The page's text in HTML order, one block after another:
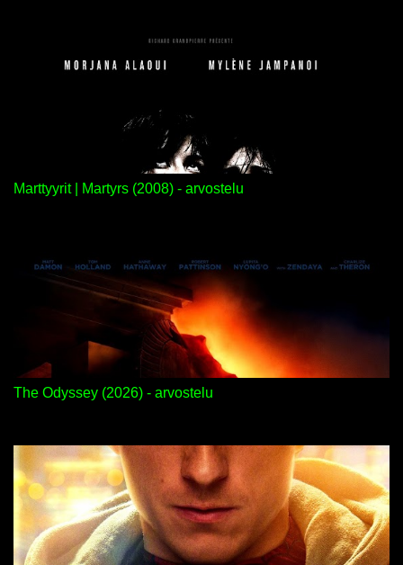
Marttyyrit | Martyrs (2008) - arvostelu
The Odyssey (2026) - arvostelu